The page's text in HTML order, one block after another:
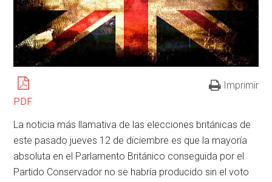
PDF
Imprimir
La noticia más llamativa de las elecciones británicas de
este pasado jueves 12 de diciembre es que la mayoría
absoluta en el Parlamento Británico conseguida por el
Partido Conservador no se habría producido sin el voto